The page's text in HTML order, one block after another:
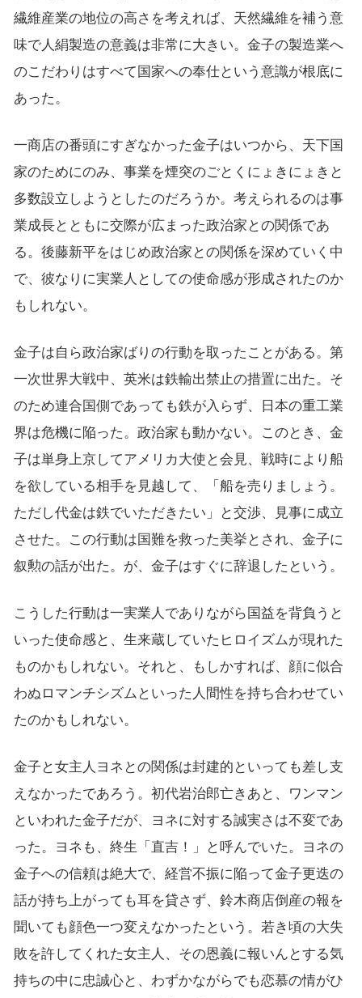
繊維産業の地位の高さを考えれば、天然繊維を補う意
味で人絹製造の意義は非常に大きい。金子の製造業へ
のこだわりはすべて国家への奉仕という意識が根底に
あった。
一商店の番頭にすぎなかった金子はいつから、天下国
家のためにのみ、事業を煙突のごとくにょきにょきと
多数設立しようとしたのだろうか。考えられるのは事
業成長とともに交際が広まった政治家との関係であ
る。後藤新平をはじめ政治家との関係を深めていく中
で、彼なりに実業人としての使命感が形成されたのか
もしれない。
金子は自ら政治家ばりの行動を取ったことがある。第
一次世界大戦中、英米は鉄輸出禁止の措置に出た。そ
のため連合国側であっても鉄が入らず、日本の重工業
界は危機に陥った。政治家も動かない。このとき、金
子は単身上京してアメリカ大使と会見、戦時により船
を欲している相手を見越して、「船を売りましょう。
ただし代金は鉄でいただきたい」と交渉、見事に成立
させた。この行動は国難を救った美挙とされ、金子に
叙勲の話が出た。が、金子はすぐに辞退したという。
こうした行動は一実業人でありながら国益を背負うと
いった使命感と、生来蔵していたヒロイズムが現れた
ものかもしれない。それと、もしかすれば、顔に似合
わぬロマンチシズムといった人間性を持ち合わせてい
たのかもしれない。
金子と女主人ヨネとの関係は封建的といっても差し支
えなかったであろう。初代岩治郎亡きあと、ワンマン
といわれた金子だが、ヨネに対する誠実さは不変であ
った。ヨネも、終生「直吉！」と呼んでいた。ヨネの
金子への信頼は絶大で、経営不振に陥って金子更迭の
話が持ち上がっても耳を貸さず、鈴木商店倒産の報を
聞いても顔色一つ変えなかったという。若き頃の大失
敗を許してくれた女主人、その恩義に報いんとする気
持ちの中に忠誠心と、わずかながらでも恋慕の情がひ